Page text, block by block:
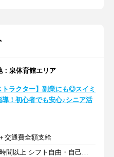
泉体育館エリア
トラクター】副業にも◎スイミ
導！初心者でも安心♪シニア活
交通費全額支給
週1日以上 1日1時間以上 シフト自由・自己申告